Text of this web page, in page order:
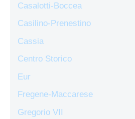
Casalotti-Boccea
Casilino-Prenestino
Cassia
Centro Storico
Eur
Fregene-Maccarese
Gregorio VII